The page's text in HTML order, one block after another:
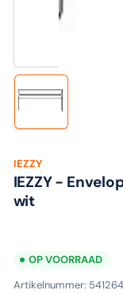
Laad
galerijweergave
IEZZY
IEZZY -
wit
OP VOORRAAD
Artikelnummer: